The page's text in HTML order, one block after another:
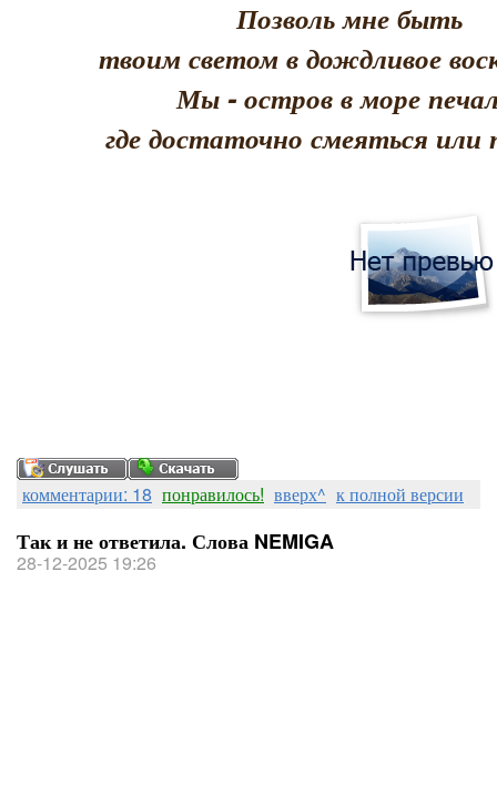
Позволь мне быть
твоим светом в дождливое
Мы - остров в море
где достаточно смеяться или
комментарии: 18 понравилось! вверх^ к полной версии
Так и не ответила. Слова NEMIGA
28-12-2025 19:26